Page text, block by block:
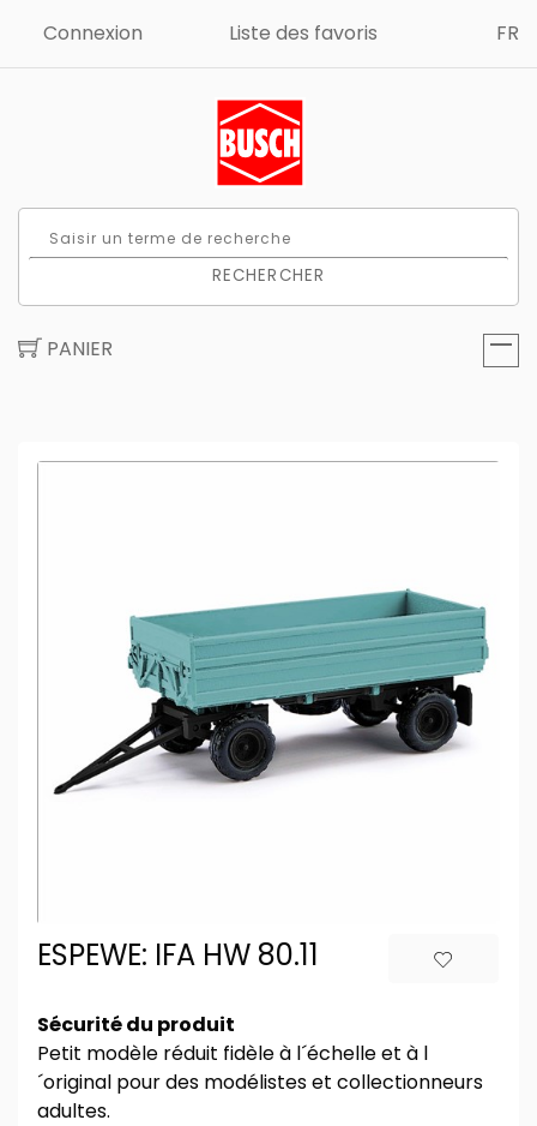
Connexion Liste des favoris FR
RECHERCHER
PANIER
ESPEWE: IFA HW 80.11
Sécurité du produit
Petit modèle réduit fidèle à l´échelle et à l
´original pour des modélistes et collectionneurs
adultes.